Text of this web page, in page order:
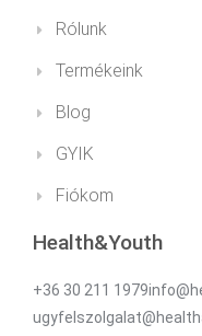
Rólunk
Termékeink
Blog
GYIK
Fiókom
Health&Youth
+36 30 211